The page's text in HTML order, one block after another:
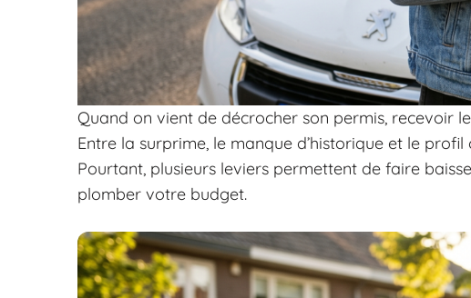
Quand on vient de décrocher son permis, recevoir
Entre la surprime, le manque d’historique et le
Pourtant, plusieurs leviers permettent de faire
plomber votre budget.